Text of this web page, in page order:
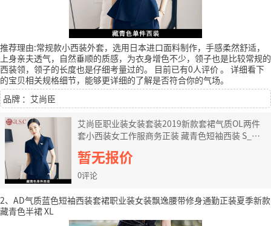
推荐理由:常规款小西装外套，选用日本进口面料制作，手感柔然舒适，
上身亲夫透气，自然垂顺的质感，为衣身增色不少，领子也是比较常规的
西装领，领子的长度也是仔细考量过的。
目前已有0人评价。 详细看下
的宝贝相关规格细节，能够更详细的了解是否符合你的气场。
品牌 ：艾尚臣
艾尚臣职业装女装套装2019新款套裙气质OL两件
套小西装女工作服商务正装 藏青色短袖西装 S_收
藏加购送胸针腰带_
暂无报价
0评论
2、AD气质蓝色短袖西装套裙职业装女装飘逸腰带修身通勤正装夏季新款
藏青色半裙 XL